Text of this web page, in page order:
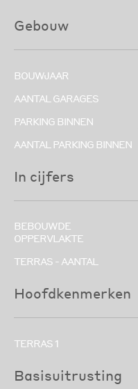
Gebouw
BOUWJAAR
AANTAL GARAGES
PARKING BINNEN
AANTAL PARKING BINNEN
In cijfers
BEBOUWDE
OPPERVLAKTE
TERRAS - AANTAL
Hoofdkenmerken
TERRAS 1
Basisuitrusting